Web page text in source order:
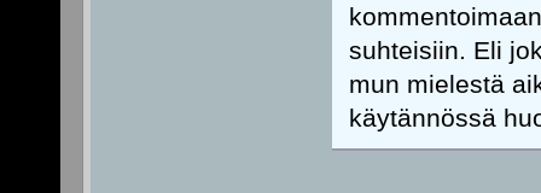
suhteisiin. Eli
mun mielestä
käytännössä